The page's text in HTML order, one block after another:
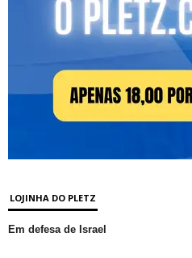
LOJINHA DO PLETZ
Em defesa de Israel